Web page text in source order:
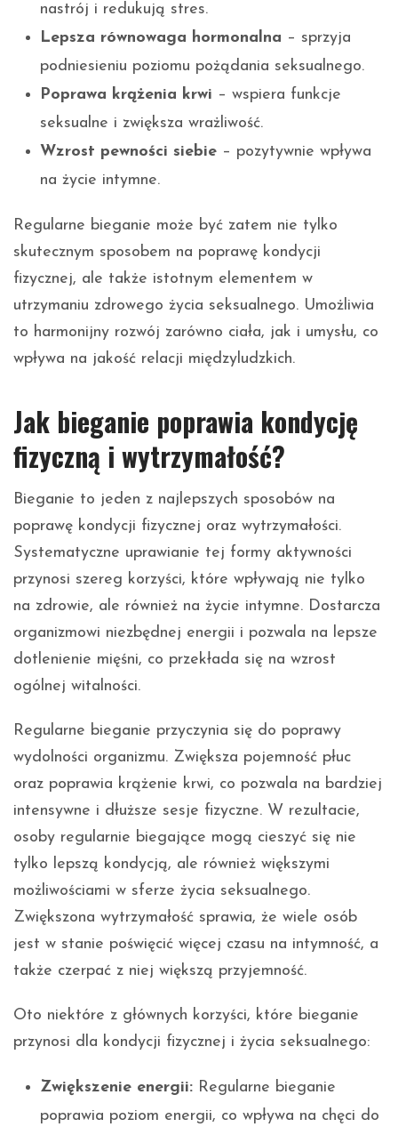
nastrój i redukują stres.
Lepsza równowaga hormonalna – sprzyja
podniesieniu poziomu pożądania seksualnego.
Poprawa krążenia krwi – wspiera funkcje
seksualne i zwiększa wrażliwość.
Wzrost pewności siebie – pozytywnie wpływa
na życie intymne.
Regularne bieganie może być zatem nie tylko
skutecznym sposobem na poprawę kondycji
fizycznej, ale także istotnym elementem w
utrzymaniu zdrowego życia seksualnego. Umożliwia
to harmonijny rozwój zarówno ciała, jak i umysłu, co
wpływa na jakość relacji międzyludzkich.
Jak bieganie poprawia kondycję
fizyczną i wytrzymałość?
Bieganie to jeden z najlepszych sposobów na
poprawę kondycji fizycznej oraz wytrzymałości.
Systematyczne uprawianie tej formy aktywności
przynosi szereg korzyści, które wpływają nie tylko
na zdrowie, ale również na życie intymne. Dostarcza
organizmowi niezbędnej energii i pozwala na lepsze
dotlenienie mięśni, co przekłada się na wzrost
ogólnej witalności.
Regularne bieganie przyczynia się do poprawy
wydolności organizmu. Zwiększa pojemność płuc
oraz poprawia krążenie krwi, co pozwala na bardziej
intensywne i dłuższe sesje fizyczne. W rezultacie,
osoby regularnie biegające mogą cieszyć się nie
tylko lepszą kondycją, ale również większymi
możliwościami w sferze życia seksualnego.
Zwiększona wytrzymałość sprawia, że wiele osób
jest w stanie poświęcić więcej czasu na intymność, a
także czerpać z niej większą przyjemność.
Oto niektóre z głównych korzyści, które bieganie
przynosi dla kondycji fizycznej i życia seksualnego:
Zwiększenie energii: Regularne bieganie
poprawia poziom energii, co wpływa na chęci do